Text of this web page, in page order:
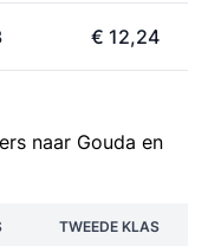
€ 12,24
naar Gouda en
TWEEDE KLAS